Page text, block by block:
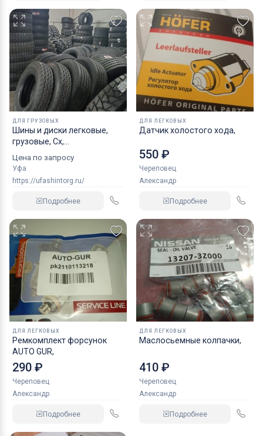
ДЛЯ ГРУЗОВЫХ
Шины и диски легковые,
грузовые, Сх,
Цена по запросу
Уфа
https://ufashintorg.ru/
Подробнее
ДЛЯ ЛЕГКОВЫХ
Датчик холостого хода,
550 ₽
Череповец
Александр
Подробнее
ДЛЯ ЛЕГКОВЫХ
Ремкомплект форсунок
AUTO GUR,
290 ₽
Череповец
Александр
Подробнее
ДЛЯ ЛЕГКОВЫХ
Маслосьемные колпачки,
410 ₽
Череповец
Александр
Подробнее